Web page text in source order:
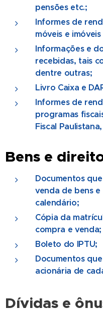
pensões etc.;
Informes de
móveis e
Informações e
recebidas, tais
dentre outras;
Livro Caixa e
Informes de
programas
Fiscal
Bens e
Documentos
venda de bens
calendário;
Cópia da
compra e venda;
Boleto do IPTU;
Documentos
acionária de
Dívidas e